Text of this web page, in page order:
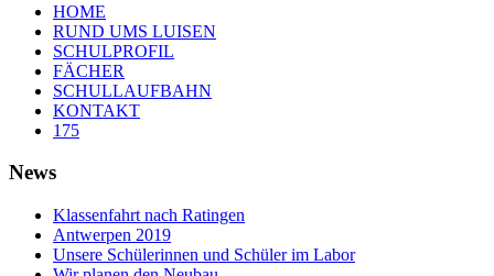
HOME
RUND UMS LUISEN
SCHULPROFIL
FÄCHER
SCHULLAUFBAHN
KONTAKT
175
News
Klassenfahrt nach Ratingen
Antwerpen 2019
Unsere Schülerinnen und Schüler im Labor